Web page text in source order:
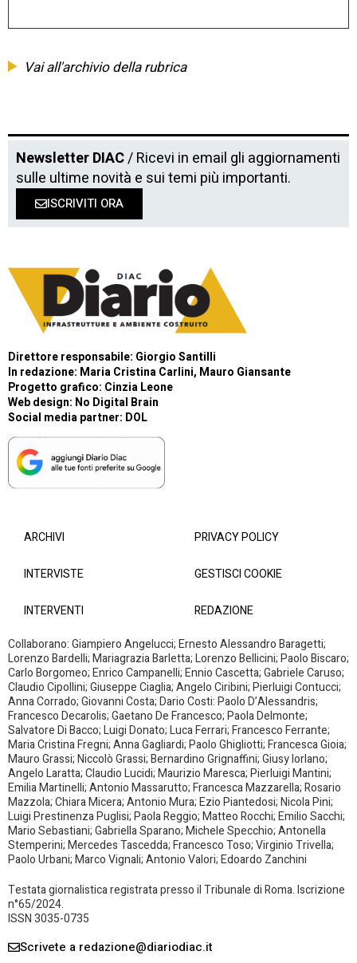
Vai all'archivio della rubrica
Newsletter DIAC/ Ricevi in email gli aggiornamenti
sulle ultime novità e sui temi più importanti.
ISCRIVITI ORA
Direttore responsabile: Giorgio Santilli
In redazione: Maria Cristina Carlini, Mauro Giansante
Progetto grafico: Cinzia Leone
Web design: No Digital Brain
Social media partner: DOL
ARCHIVI
INTERVISTE
INTERVENTI
PRIVACY POLICY
GESTISCI COOKIE
REDAZIONE
Collaborano: Giampiero Angelucci; Ernesto Alessandro Baragetti;
Lorenzo Bardelli; Mariagrazia Barletta; Lorenzo Bellicini; Paolo Biscaro;
Carlo Borgomeo; Enrico Campanelli; Ennio Cascetta; Gabriele Caruso;
Claudio Cipollini; Giuseppe Ciaglia; Angelo Ciribini; Pierluigi Contucci;
Anna Corrado; Giovanni Costa; Dario Costi: Paolo D’Alessandris;
Francesco Decarolis; Gaetano De Francesco; Paola Delmonte;
Salvatore Di Bacco; Luigi Donato; Luca Ferrari; Francesco Ferrante;
Maria Cristina Fregni; Anna Gagliardi; Paolo Ghigliotti; Francesca Gioia;
Mauro Grassi; Niccolò Grassi; Bernardino Grignaffini; Giusy Iorlano;
Angelo Laratta; Claudio Lucidi; Maurizio Maresca; Pierluigi Mantini;
Emilia Martinelli; Antonio Massarutto; Francesca Mazzarella; Rosario
Mazzola; Chiara Micera; Antonio Mura; Ezio Piantedosi; Nicola Pini;
Luigi Prestinenza Puglisi; Paola Reggio; Matteo Rocchi; Emilio Sacchi;
Mario Sebastiani; Gabriella Sparano; Michele Specchio; Antonella
Stemperini; Mercedes Tascedda; Francesco Toso; Virginio Trivella;
Paolo Urbani; Marco Vignali; Antonio Valori; Edoardo Zanchini
Testata giornalistica registrata presso il Tribunale di Roma. Iscrizione
n°65/2024.
ISSN 3035-0735
Scrivete a redazione@diariodiac.it